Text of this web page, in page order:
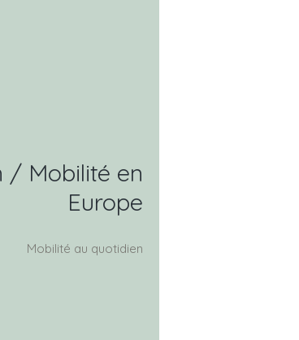
/ Mobilité en
Europe
Mobilité au quotidien